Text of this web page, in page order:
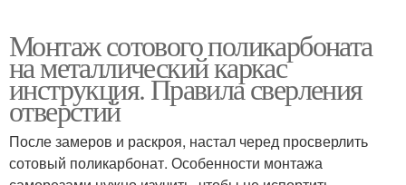
Монтаж сотового поликарбоната
на металлический каркас
инструкция. Правила сверления
отверстий
После замеров и раскроя, настал черед просверлить
сотовый поликарбонат. Особенности монтажа